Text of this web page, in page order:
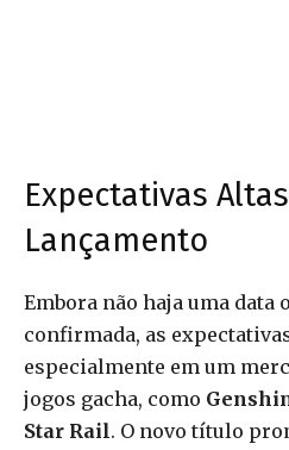
Expectativas
Lançamento
Embora não haja uma
confirmada, as
especialmente em um
jogos gacha, como
Star Rail. O novo título